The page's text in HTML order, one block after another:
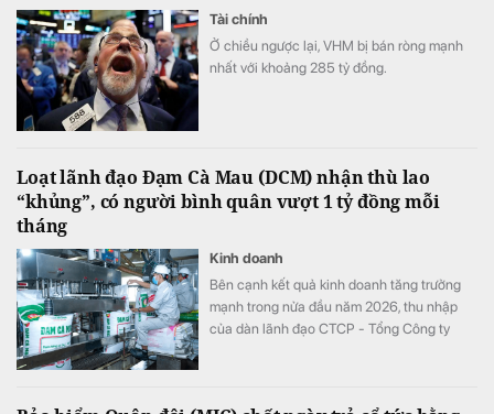
Tài chính
Ở chiều ngược lại, VHM bị bán ròng mạnh
nhất với khoảng 285 tỷ đồng.
Loạt lãnh đạo Đạm Cà Mau (DCM) nhận thù lao
“khủng”, có người bình quân vượt 1 tỷ đồng mỗi
tháng
Kinh doanh
Bên cạnh kết quả kinh doanh tăng trưởng
mạnh trong nửa đầu năm 2026, thu nhập
của dàn lãnh đạo CTCP - Tổng Công ty